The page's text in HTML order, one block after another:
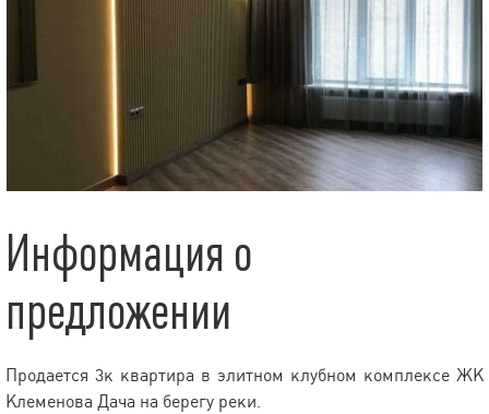
Информация о
предложении
Продается 3к квартира в элитном клубном комплексе ЖК
Клеменова Дача на берегу реки.